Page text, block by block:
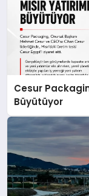
Cesur
Büyütüyor